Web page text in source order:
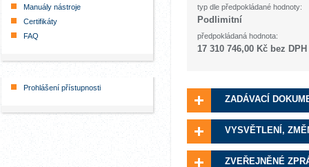
Manuály nástroje
Certifikáty
FAQ
Prohlášení přístupnosti
typ dle předpokládané hodnoty:
Podlimitní
předpokládaná hodnota:
17 310 746,00 Kč bez DPH
ZADÁVACÍ
VYSVĚTLENÍ,
ZVEŘEJNĚNÉ